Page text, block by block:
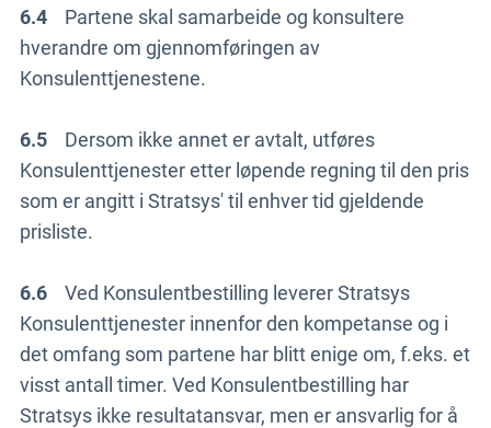
6.4
Partene skal samarbeide og konsultere
hverandre om gjennomføringen av
Konsulenttjenestene.
6.5
Dersom ikke annet er avtalt, utføres
Konsulenttjenester etter løpende regning til den pris
som er angitt i Stratsys' til enhver tid gjeldende
prisliste.
6.6
Ved Konsulentbestilling leverer Stratsys
Konsulenttjenester innenfor den kompetanse og i
det omfang som partene har blitt enige om, f.eks. et
visst antall timer. Ved Konsulentbestilling har
Stratsys ikke resultatansvar, men er ansvarlig for å